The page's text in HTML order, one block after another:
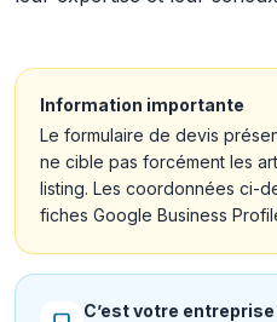
Information importante
Le formulaire de devis
ne cible pas forcément les
listing. Les coordonnées ci-
fiches Google Business
C’est votre entreprise